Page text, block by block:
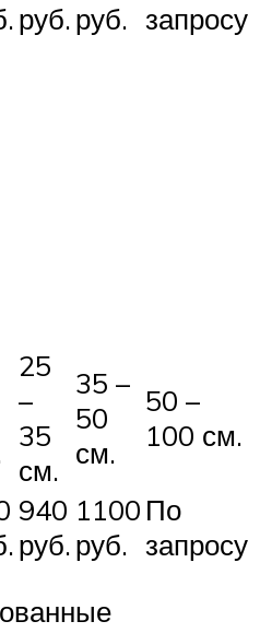
руб.руб. запросу
25
–
35
см.
35 –
50
см.
50 –
100 см.
940
руб.
1100
руб.
По
запросу